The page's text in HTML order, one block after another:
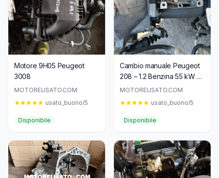
Motore 9H05 Peugeot
3008
MOTOREUSATO.COM
usato_buono/5
Disponibile
Cambio manuale Peugeot
208 – 1.2 Benzina 55 kW –
Compatibile motore HM05 |
MOTOREUSATO.COM
usato_buono/5
Disponibile